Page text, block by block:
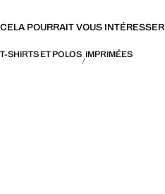
CELA POURRAIT VOUS INTÉRESSER
T-SHIRTS ET POLOS IMPRIMÉES